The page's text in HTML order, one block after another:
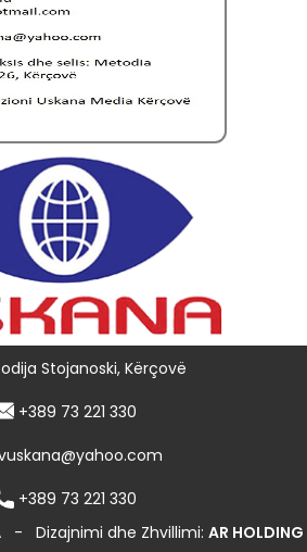
Stojanoski, Kërçovë
+389 73 221 330
+389 73 221 330
- Dizajnimi dhe Zhvillimi: AR HOLDING